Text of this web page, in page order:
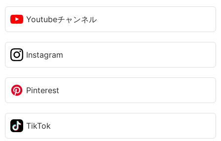
Youtubeチャンネル
Instagram
Pinterest
TikTok